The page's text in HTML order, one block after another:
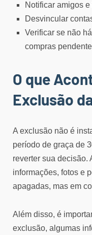
Notificar amigos
Desvincular
Verificar se não
compras
O que
Exclusão
A exclusão não é
período de graça de
reverter sua decisão.
informações, fotos e
apagadas, mas em
Além disso, é
exclusão, algumas